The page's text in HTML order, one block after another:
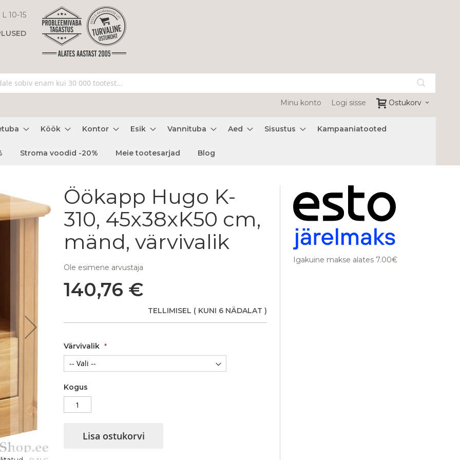
10-15
Ostukorv
Minu konto Logi sisse
Köök Kontor Esik Vannituba Aed Sisustus Kampaaniatooted
Stroma voodid -20% Meie tootesarjad Blog
Igakuine makse alates 7.00€
Öökapp Hugo K-
310, 45x38xK50 cm,
mänd, värvivalik
Ole esimene arvustaja
140,76 €
TELLIMISEL ( KUNI 6 NÄDALAT )
Värvivalik
Kogus
Lisa ostukorvi